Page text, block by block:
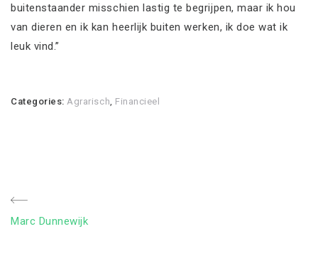
buitenstaander misschien lastig te begrijpen, maar ik hou
van dieren en ik kan heerlijk buiten werken, ik doe wat ik
leuk vind.”
Categories:Agrarisch, Financieel
Bericht
Previous
Marc Dunnewijk